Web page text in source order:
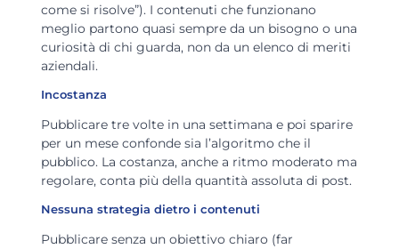
come si risolve”). I contenuti che funzionano
meglio partono quasi sempre da un bisogno o una
curiosità di chi guarda, non da un elenco di meriti
aziendali.
Incostanza
Pubblicare tre volte in una settimana e poi sparire
per un mese confonde sia l’algoritmo che il
pubblico. La costanza, anche a ritmo moderato ma
regolare, conta più della quantità assoluta di post.
Nessuna strategia dietro i contenuti
Pubblicare senza un obiettivo chiaro (far